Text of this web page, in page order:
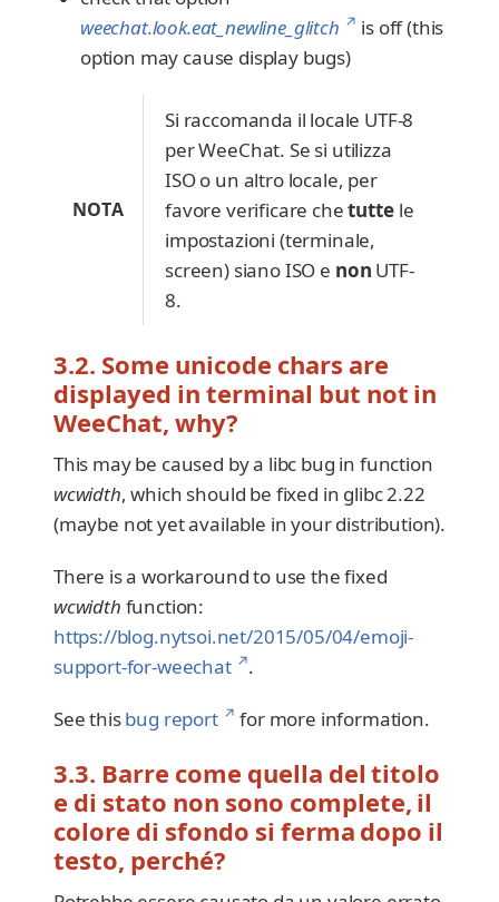
weechat.look.eat_newline_glitch ↗ is off (this
option may cause display bugs)
NOTA
Si raccomanda il locale UTF-8
per WeeChat. Se si utilizza
ISO o un altro locale, per
favore verificare chetuttele
impostazioni (terminale,
screen) siano ISO e non UTF-
8.
3.2. Some unicode chars are
displayed in terminal but not in
WeeChat, why?
This may be caused by a libc bug in function
wcwidth, which should be fixed in glibc 2.22
(maybe not yet available in your distribution).
There is a workaround to use the fixed
wcwidth function:
https://blog.nytsoi.net/2015/05/04/emoji-
support-for-weechat ↗.
See thisbug report ↗ for more information.
3.3. Barre come quella del titolo
e di stato non sono complete, il
colore di sfondo si ferma dopo il
testo, perché?